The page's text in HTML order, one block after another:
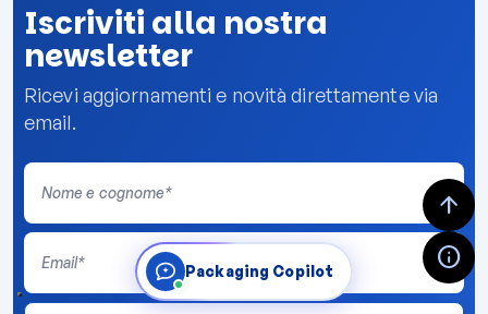
Iscriviti alla nostra
newsletter
Ricevi aggiornamenti e novità direttamente via
email.
arrow_upward
info
Packaging Copilot